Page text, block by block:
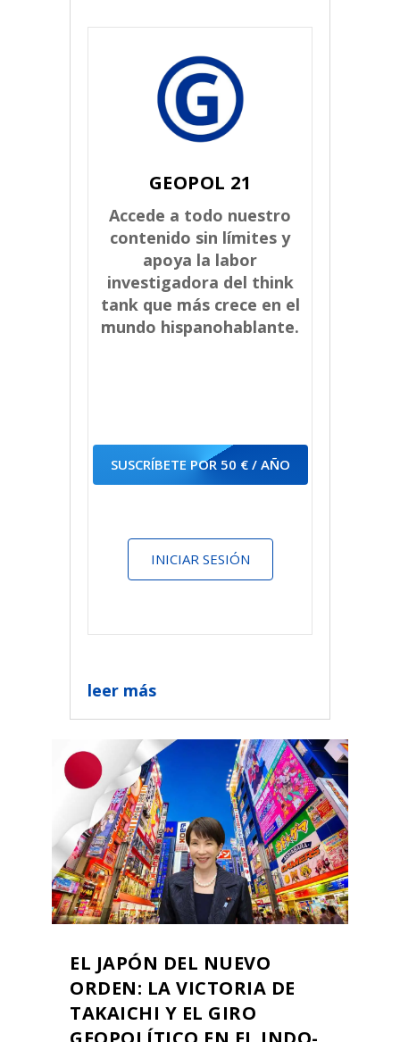
GEOPOL 21
Accede a todo nuestro
contenido sin límites y
apoya la labor
investigadora del think
tank que más crece en el
mundo hispanohablante.
SUSCRÍBETE POR 50 € / AÑO
INICIAR SESIÓN
leer más
EL JAPÓN DEL NUEVO
ORDEN: LA VICTORIA DE
TAKAICHI Y EL GIRO